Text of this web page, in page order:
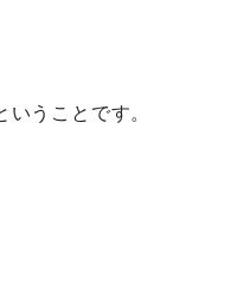
うことです。